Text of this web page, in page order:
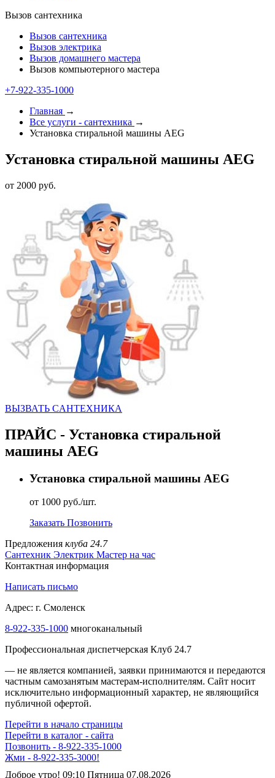
Вызов сантехника
Вызов сантехника
Вызов электрика
Вызов домашнего мастера
Вызов компьютерного мастера
+7-922-335-1000
Главная →
Все услуги - cантехника →
Установка стиральной машины AEG
Установка стиральной машины AEG
от 2000 руб.
ВЫЗВАТЬ CАНТЕХНИКА
ПРАЙС - Установка стиральной
машины AEG
Установка стиральной машины AEG
от 1000 руб./шт.
Заказать Позвонить
Предложения клуба 24.7
Сантехник Электрик Мастер на час
Контактная информация
Написать письмо
Адрес: г. Смоленск
8-922-335-1000 многоканальный
Профессиональная диспетчерская Клуб 24.7
— не является компанией, заявки принимаются и передаются
частным самозанятым мастерам‑исполнителям. Сайт носит
исключительно информационный характер, не являющийся
публичной офертой.
Перейти в начало страницы
Перейти в каталог - сайта
Позвонить - 8-922-335-1000
Жми - 8-922-335-3000!
Доброе утро! 09:10 Пятница 07.08.2026